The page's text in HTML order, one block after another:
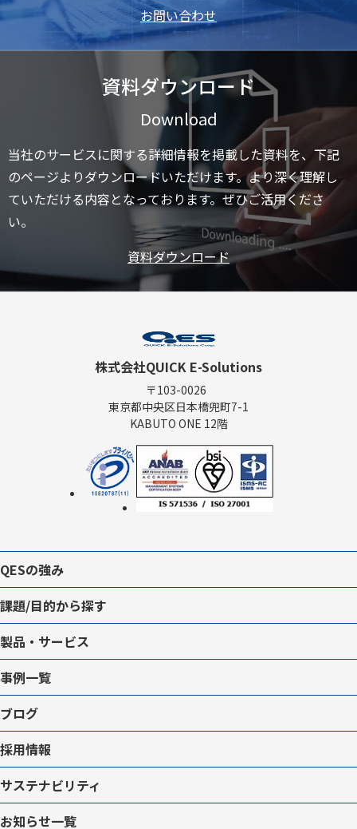
お問い合わせ
資料ダウンロード
Download
当社のサービスに関する詳細情報を掲載した資料を、下記
のページよりダウンロードいただけます。より深く理解し
ていただける内容となっております。ぜひご活用くださ
い。
資料ダウンロード
株式会社QUICK E-Solutions
〒103-0026
東京都中央区日本橋兜町7-1
KABUTO ONE 12階
QESの強み
課題/目的から探す
製品・サービス
事例一覧
ブログ
採用情報
サステナビリティ
お知らせ一覧